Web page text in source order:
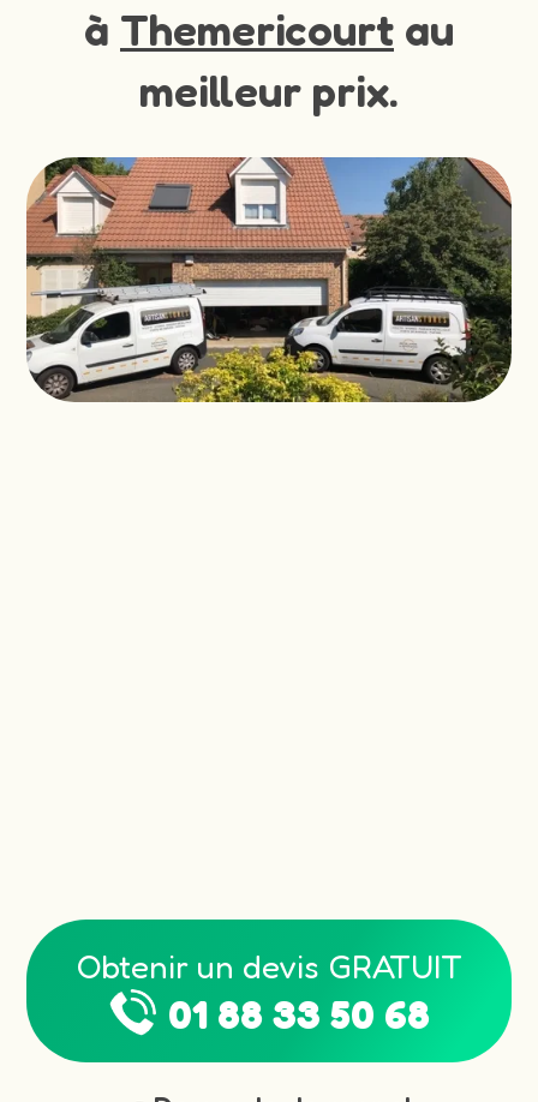
à Themericourt au
meilleur prix.
Obtenir un devis GRATUIT
01 88 33 50 68